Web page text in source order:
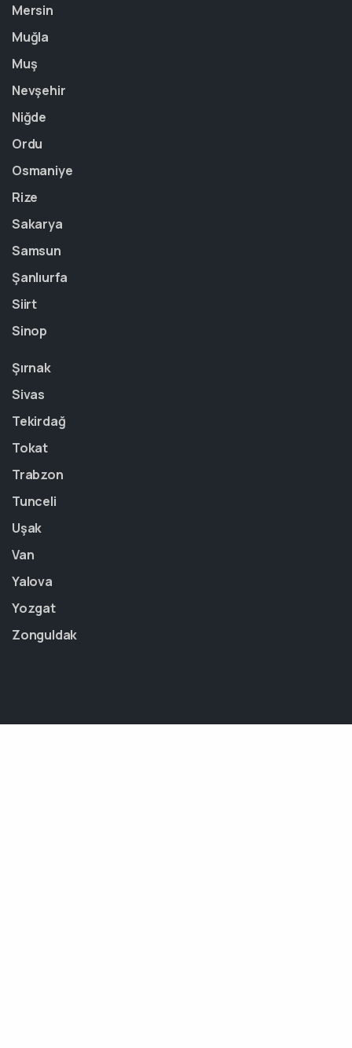
Mersin
Muğla
Muş
Nevşehir
Niğde
Ordu
Osmaniye
Rize
Sakarya
Samsun
Şanlıurfa
Siirt
Sinop
Şırnak
Sivas
Tekirdağ
Tokat
Trabzon
Tunceli
Uşak
Van
Yalova
Yozgat
Zonguldak